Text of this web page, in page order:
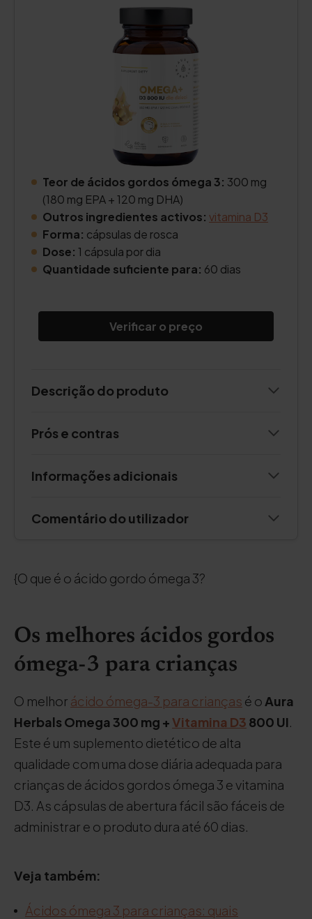
Teor de ácidos gordos ómega 3: 300 mg
(180 mg EPA + 120 mg DHA)
Outros ingredientes activos: vitamina D3
Forma: cápsulas de rosca
Dose: 1 cápsula por dia
Quantidade suficiente para: 60 dias
Verificar o preço
Descrição do produto
Prós e contras
Informações adicionais
Comentário do utilizador
{O que é o ácido gordo ómega 3?
Os melhores ácidos gordos
ómega-3 para crianças
O melhor ácido ómega-3 para crianças é o Aura
Herbals Omega 300 mg +Vitamina D3 800 UI.
Este é um suplemento dietético de alta
qualidade com uma dose diária adequada para
crianças de ácidos gordos ómega 3 e vitamina
D3. As cápsulas de abertura fácil são fáceis de
administrar e o produto dura até 60 dias.
Veja também:
Ácidos ómega 3 para crianças: quais